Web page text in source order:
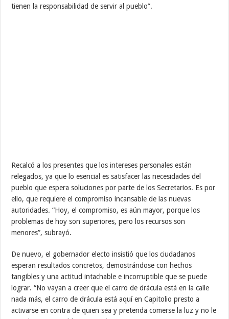
tienen la responsabilidad de servir al pueblo”.
Recalcó a los presentes que los intereses personales están
relegados, ya que lo esencial es satisfacer las necesidades del
pueblo que espera soluciones por parte de los Secretarios. Es por
ello, que requiere el compromiso incansable de las nuevas
autoridades. “Hoy, el compromiso, es aún mayor, porque los
problemas de hoy son superiores, pero los recursos son
menores”, subrayó.
De nuevo, el gobernador electo insistió que los ciudadanos
esperan resultados concretos, demostrándose con hechos
tangibles y una actitud intachable e incorruptible que se puede
lograr. “No vayan a creer que el carro de drácula está en la calle
nada más, el carro de drácula está aquí en Capitolio presto a
activarse en contra de quien sea y pretenda comerse la luz y no le